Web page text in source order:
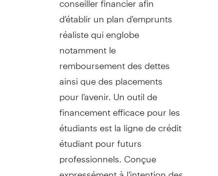
d'établir un plan d'emprunts
réaliste qui englobe
notamment le
remboursement des dettes
ainsi que des placements
pour l'avenir. Un outil de
financement efficace pour les
étudiants est la ligne de crédit
étudiant pour futurs
professionnels. Conçue
expressément à l'intention des